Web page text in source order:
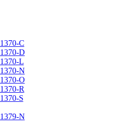
1370-C
1370-D
1370-L
1370-N
1370-O
1370-R
1370-S
1379-N